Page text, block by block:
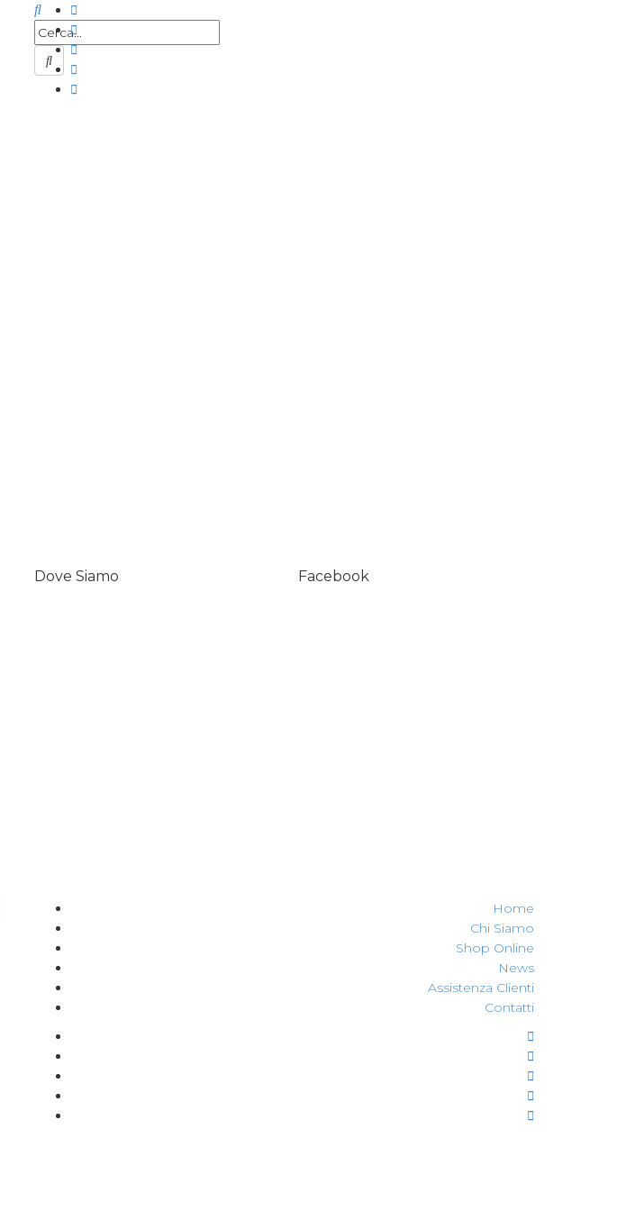
Dove Siamo Facebook
Home
Chi Siamo
Shop Online
News
Assistenza Clienti
Contatti